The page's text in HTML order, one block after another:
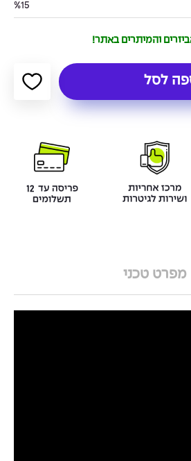
%15
והמיתרים באתר!
לסל
מפרט טכני